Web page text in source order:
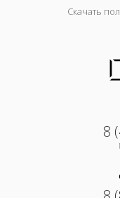
Скачать
8